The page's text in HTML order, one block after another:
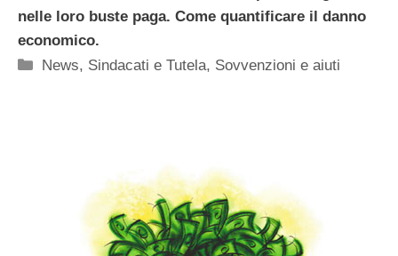
nelle loro buste paga. Come quantificare il danno
economico.
Categorie
News, Sindacati e Tutela, Sovvenzioni e aiuti